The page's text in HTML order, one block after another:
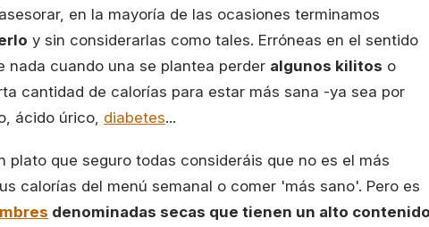
en la mayoría de las ocasiones terminamos
y sin considerarlas como tales. Erróneas en el sentido
nada cuando una se plantea perder algunos kilitos o
cantidad de calorías para estar más sana -ya sea por
ácido úrico, diabetes...
plato que seguro todas consideráis que no es el más
calorías del menú semanal o comer 'más sano'. Pero es
denominadas secas que tienen un alto